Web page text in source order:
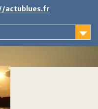
actublues.fr